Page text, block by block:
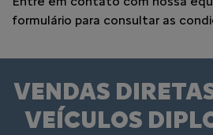
formulário para consultar as
VENDAS
VEÍCULOS